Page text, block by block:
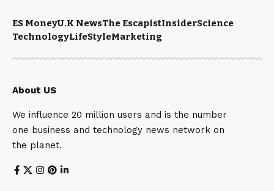
ES MoneyU.K NewsThe EscapistInsiderScience
TechnologyLifeStyleMarketing
About US
We influence 20 million users and is the number
one business and technology news network on
the planet.